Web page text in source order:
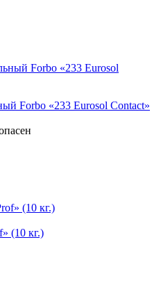
Forbo «233 Eurosol Contact»
(10 кг.)